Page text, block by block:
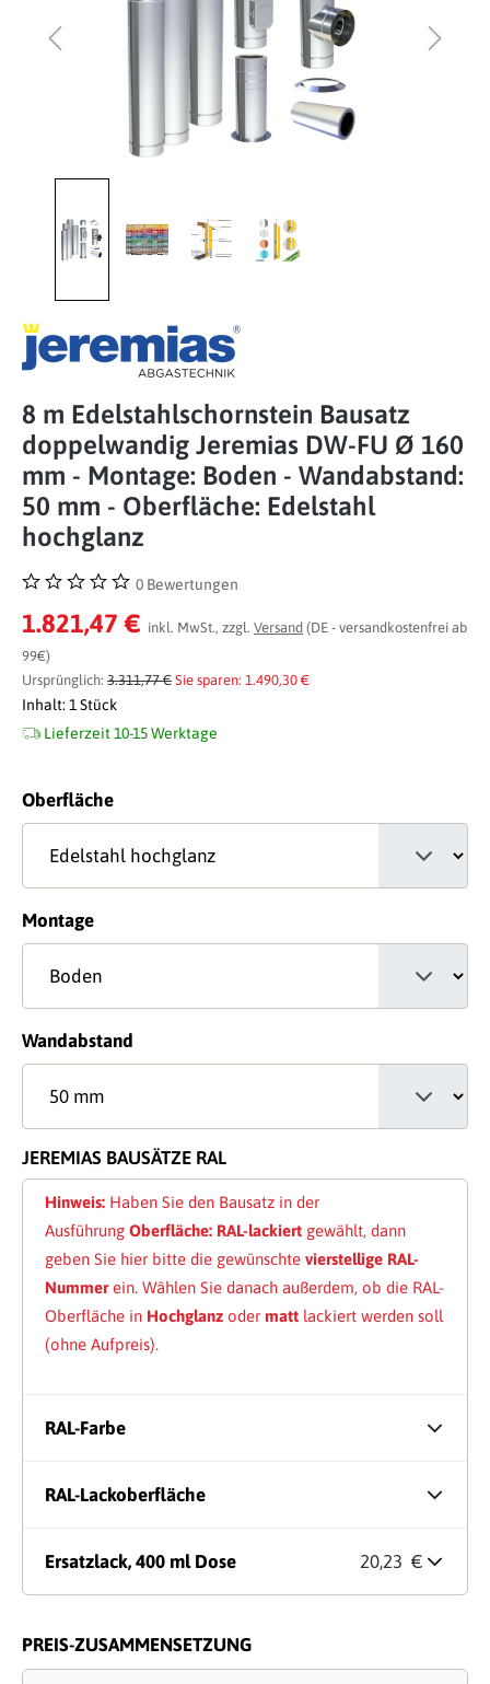
8 m Edelstahlschornstein Bausatz
doppelwandig Jeremias DW-FU Ø 160
mm - Montage: Boden - Wandabstand:
50 mm - Oberfläche: Edelstahl
hochglanz
Durchschnittliche Bewertung von 0 von 5 Sternen
0 Bewertungen
1.821,47 € inkl. MwSt., zzgl. Versand (DE - versandkostenfrei ab
99€)
Ursprünglich: 3.311,77 € Sie sparen: 1.490,30 €
Inhalt: 1 Stück
Lieferzeit 10-15 Werktage
Oberflächeauswählen
Montageauswählen
Wandabstand
JEREMIAS BAUSÄTZE RAL
Hinweis: Haben Sie den Bausatz in der
Ausführung Oberfläche: RAL-lackiert gewählt, dann
geben Sie hier bitte die gewünschte vierstellige RAL-
Nummerein. Wählen Sie danach außerdem, ob die RAL-
Oberfläche in Hochglanz oder matt lackiert werden soll
(ohne Aufpreis).
RAL-Farbe
RAL-Lackoberfläche
Ersatzlack, 400 ml Dose 20,23 €
PREIS-ZUSAMMENSETZUNG